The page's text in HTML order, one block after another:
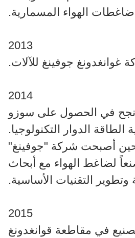
الهواء المسمارية.
2013
جوفينغ للآلات.
2014
نجح في الحصول على سوزو
الطاقة الدوار التكنولوجيا.
أصبحت شركة "جوفينغ"
لضاغط الهواء مع أبحاث
التقنيات الأساسية.
2015